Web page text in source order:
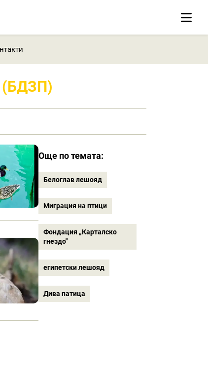
(БДЗП)
Още по темата:
Белоглав лешояд
Миграция на птици
Фондация „Карталско
гнездо"
египетски лешояд
Дива патица